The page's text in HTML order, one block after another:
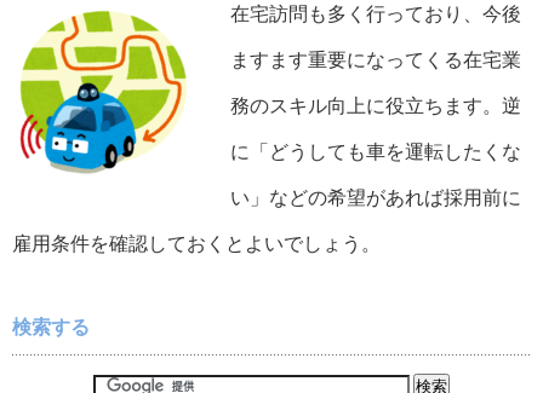
在宅訪問も多く行っており、今後
ますます重要になってくる在宅業
務のスキル向上に役立ちます。逆
に「どうしても車を運転したくな
い」などの希望があれば採用前に
雇用条件を確認しておくとよいでしょう。
検索する